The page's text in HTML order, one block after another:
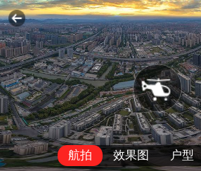
航拍 效果图 户型